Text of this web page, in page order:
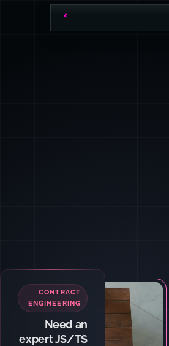
CONTRACT
ENGINEERING
Need an
expert JS/TS